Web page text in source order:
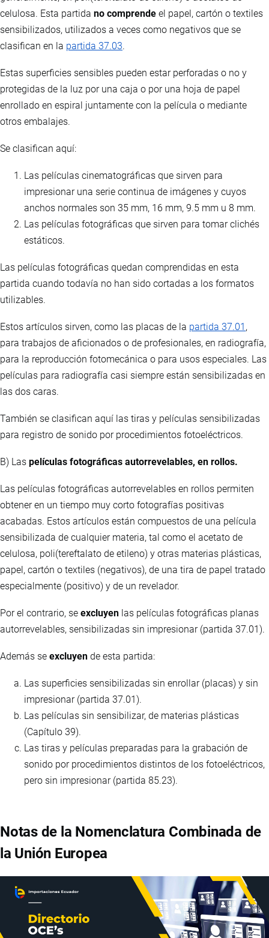
celulosa. Esta partida no comprende el papel, cartón o textiles
sensibilizados, utilizados a veces como negativos que se
clasifican en la partida 37.03.
Estas superficies sensibles pueden estar perforadas o no y
protegidas de la luz por una caja o por una hoja de papel
enrollado en espiral juntamente con la película o mediante
otros embalajes.
Se clasifican aquí:
Las películas cinematográficas que sirven para
impresionar una serie continua de imágenes y cuyos
anchos normales son 35 mm, 16 mm, 9.5 mm u 8 mm.
Las películas fotográficas que sirven para tomar clichés
estáticos.
Las películas fotográficas quedan comprendidas en esta
partida cuando todavía no han sido cortadas a los formatos
utilizables.
Estos artículos sirven, como las placas de la partida 37.01 ,
para trabajos de aficionados o de profesionales, en radiografía,
para la reproducción fotomecánica o para usos especiales. Las
películas para radiografía casi siempre están sensibilizadas en
las dos caras.
También se clasifican aquí las tiras y películas sensibilizadas
para registro de sonido por procedimientos fotoeléctricos.
B) Las películas fotográficas autorrevelables, en rollos.
Las películas fotográficas autorrevelables en rollos permiten
obtener en un tiempo muy corto fotografías positivas
acabadas. Estos artículos están compuestos de una película
sensibilizada de cualquier materia, tal como el acetato de
celulosa, poli(tereftalato de etileno) y otras materias plásticas,
papel, cartón o textiles (negativos), de una tira de papel tratado
especialmente (positivo) y de un revelador.
Por el contrario, se excluyen las películas fotográficas planas
autorrevelables, sensibilizadas sin impresionar (partida 37.01).
Además se excluyen de esta partida:
Las superficies sensibilizadas sin enrollar (placas) y sin
impresionar (partida 37.01).
Las películas sin sensibilizar, de materias plásticas
(Capítulo 39).
Las tiras y películas preparadas para la grabación de
sonido por procedimientos distintos de los fotoeléctricos,
pero sin impresionar (partida 85.23).
Notas de la Nomenclatura Combinada de
la Unión Europea